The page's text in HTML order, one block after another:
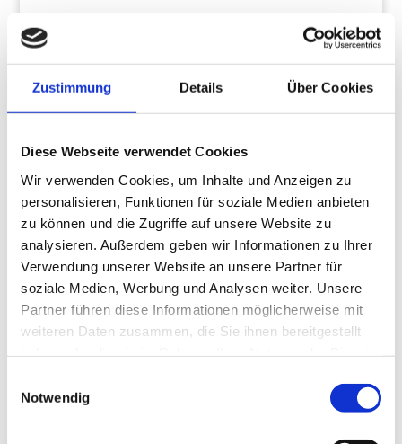
Zustimmung Details Über Cookies
Diese Webseite verwendet Cookies
Wir verwenden Cookies, um Inhalte und Anzeigen zu
personalisieren, Funktionen für soziale Medien anbieten
zu können und die Zugriffe auf unsere Website zu
analysieren. Außerdem geben wir Informationen zu Ihrer
Verwendung unserer Website an unsere Partner für
soziale Medien, Werbung und Analysen weiter. Unsere
Partner führen diese Informationen möglicherweise mit
weiteren Daten zusammen, die Sie ihnen bereitgestellt
Notwendig
Freien, an der Gestaltung...
Wir sind für Sie unterwegs! Damit die Straßen
auch nach Schnee und Glätte wieder befahrbar
sind,...